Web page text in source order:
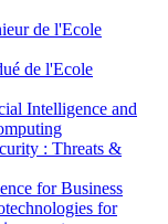
de l'Ecole
de l'Ecole
Intelligence and
: Threats &
for Business
for